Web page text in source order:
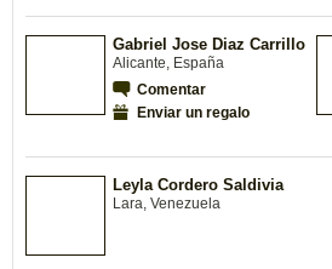
Gabriel Jose Diaz Carrillo
Alicante, España
Comentar
Enviar un regalo
Leyla Cordero Saldivia
Lara, Venezuela